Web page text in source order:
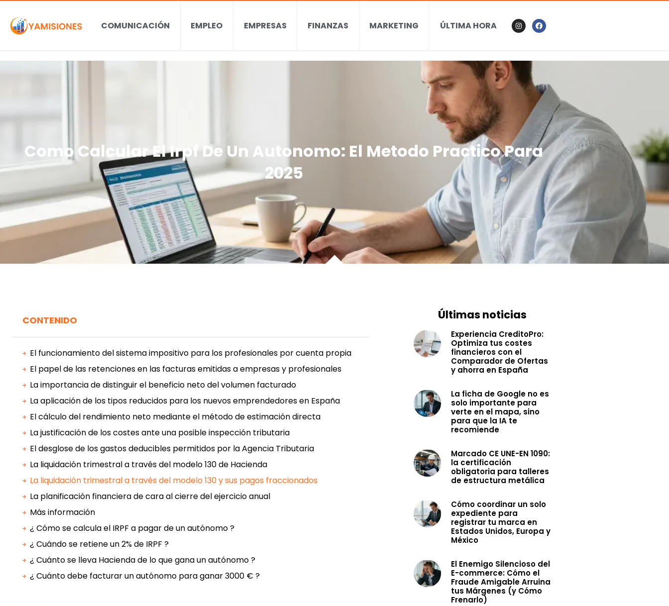
COMUNICACIÓN EMPLEO EMPRESAS FINANZAS MARKETING ÚLTIMA HORA
Como Calcular El Irpf De Un Autonomo: El Metodo Practico Para
2025
CONTENIDO
El funcionamiento del sistema impositivo para los profesionales por cuenta propia
El papel de las retenciones en las facturas emitidas a empresas y profesionales
La importancia de distinguir el beneficio neto del volumen facturado
La aplicación de los tipos reducidos para los nuevos emprendedores en España
El cálculo del rendimiento neto mediante el método de estimación directa
La justificación de los costes ante una posible inspección tributaria
El desglose de los gastos deducibles permitidos por la Agencia Tributaria
La liquidación trimestral a través del modelo 130 de Hacienda
La liquidación trimestral a través del modelo 130 y sus pagos fraccionados
La planificación financiera de cara al cierre del ejercicio anual
Más información
¿ Cómo se calcula el IRPF a pagar de un autónomo ?
¿ Cuándo se retiene un 2% de IRPF ?
¿ Cuánto se lleva Hacienda de lo que gana un autónomo ?
¿ Cuánto debe facturar un autónomo para ganar 3000 € ?
Últimas noticias
Experiencia CreditoPro:
Optimiza tus costes
financieros con el
Comparador de Ofertas
y ahorra en España
La ficha de Google no es
solo importante para
verte en el mapa, sino
para que la IA te
recomiende
Marcado CE UNE-EN 1090:
la certificación
obligatoria para talleres
de estructura metálica
Cómo coordinar un solo
expediente para
registrar tu marca en
Estados Unidos, Europa y
México
El Enemigo Silencioso del
E-commerce: Cómo el
Fraude Amigable Arruina
tus Márgenes (y Cómo
Frenarlo)